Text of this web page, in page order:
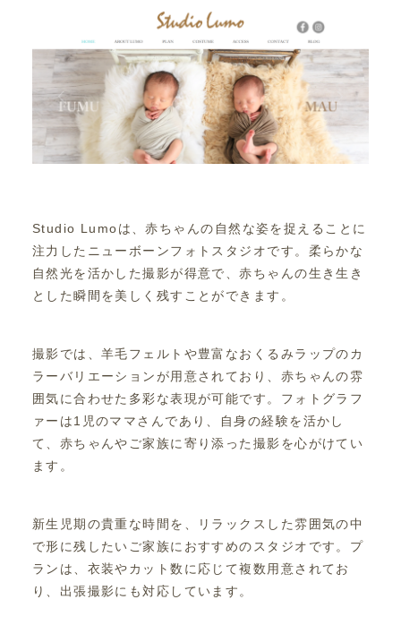
Studio Lumoは、赤ちゃんの自然な姿を捉えることに
注力したニューボーンフォトスタジオです。柔らかな
自然光を活かした撮影が得意で、赤ちゃんの生き生き
とした瞬間を美しく残すことができます。
撮影では、羊毛フェルトや豊富なおくるみラップのカ
ラーバリエーションが用意されており、赤ちゃんの雰
囲気に合わせた多彩な表現が可能です。フォトグラフ
ァーは1児のママさんであり、自身の経験を活かし
て、赤ちゃんやご家族に寄り添った撮影を心がけてい
ます。
新生児期の貴重な時間を、リラックスした雰囲気の中
で形に残したいご家族におすすめのスタジオです。プ
ランは、衣装やカット数に応じて複数用意されてお
り、出張撮影にも対応しています。